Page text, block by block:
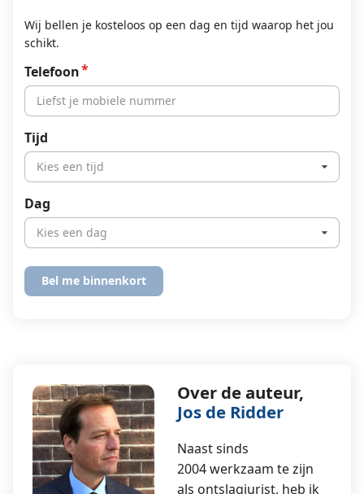
Wij bellen je kosteloos op een dag en tijd waarop het jou
schikt.
Telefoon
Tijd
Kies een tijd
Dag
Kies een dag
Over de auteur,
Jos de Ridder
Naast sinds
2004 werkzaam te zijn
als ontslagjurist, heb ik